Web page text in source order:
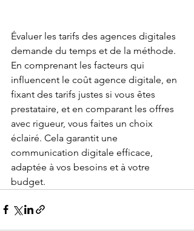
Évaluer les tarifs des agences digitales
demande du temps et de la méthode.
En comprenant les facteurs qui
influencent le coût agence digitale, en
fixant des tarifs justes si vous êtes
prestataire, et en comparant les offres
avec rigueur, vous faites un choix
éclairé. Cela garantit une
communication digitale efficace,
adaptée à vos besoins et à votre
budget.